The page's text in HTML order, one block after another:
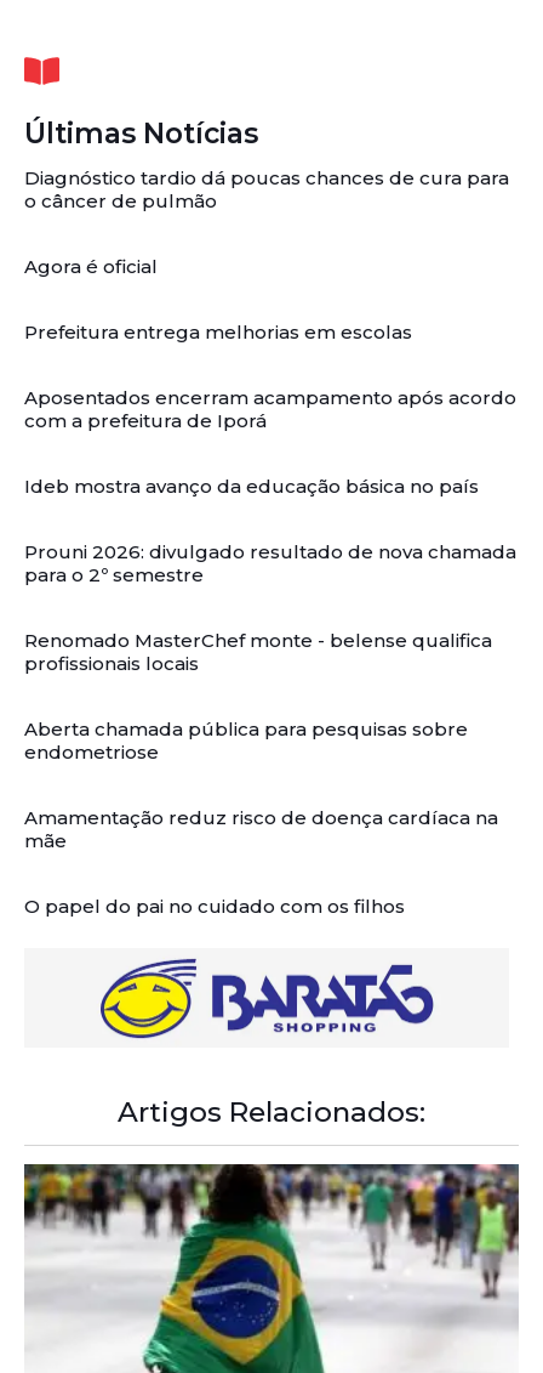
Últimas Notícias
Diagnóstico tardio dá poucas chances de cura para
o câncer de pulmão
Agora é oficial
Prefeitura entrega melhorias em escolas
Aposentados encerram acampamento após acordo
com a prefeitura de Iporá
Ideb mostra avanço da educação básica no país
Prouni 2026: divulgado resultado de nova chamada
para o 2º semestre
Renomado MasterChef monte - belense qualifica
profissionais locais
Aberta chamada pública para pesquisas sobre
endometriose
Amamentação reduz risco de doença cardíaca na
mãe
O papel do pai no cuidado com os filhos
Artigos Relacionados: